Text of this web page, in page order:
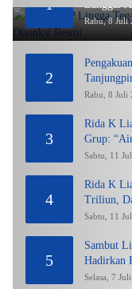
1
Langgar
Rabu, 8 Juli
2
Untung”
Rabu, 8 Juli
3
Rida K
Grup:
Sabtu, 11
4
Rida K
Triliun,
Sabtu, 11
5
Sambut
Hadirkan
Selasa, 7